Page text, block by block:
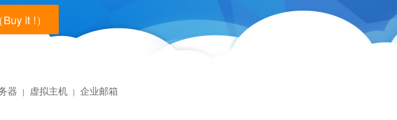
it !）
器 | 虚拟主机 | 企业邮箱